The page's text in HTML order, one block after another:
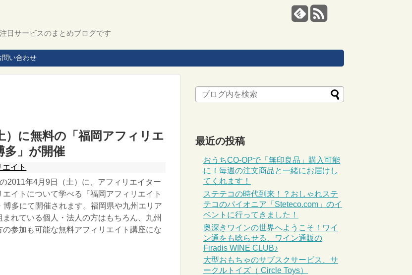
目サービスのまとめブログです
問い合わせ
）に無料の「福岡アフィリエ
多」が開催
イト
2011年4月9日（土）に、アフィリエイター
イトについて学べる『福岡アフィリエイト
多にて開催されます。福岡県や九州エリア
れている個人・法人の方はもちろん、九州
参加も可能な無料アフィリエイト講座にな
最近の投稿
おうちCO-OPで「無印良品」購入可能
に！毎週の注文商品と一緒にお届けし
てくれます！
ステテコの時代到来！？おしゃれステ
テコのパイオニア「Steteco.com」のイ
ベントに行ってきました！
奥深きワインの世界へようこそ！ワイ
ン通をも唸らせる、ワイン通販の
Firadis WINE CLUB♪
大型おもちゃのサブスクサービス、サ
ークルトイズ（ Circle Toys）